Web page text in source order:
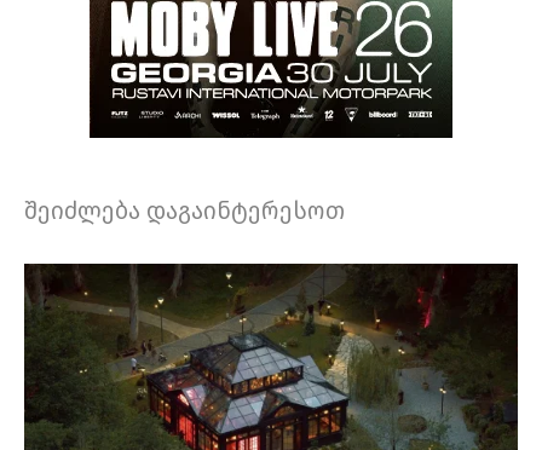
შეიძლება დაგაინტერესოთ